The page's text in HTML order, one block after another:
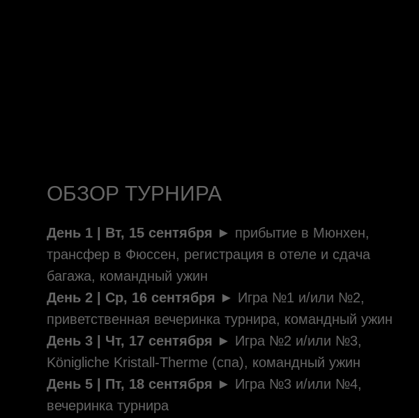
ОБЗОР ТУРНИРА
День 1 | Вт, 15 сентября ► прибытие в Мюнхен,
трансфер в Фюссен, регистрация в отеле и сдача
багажа, командный ужин
День 2 | Ср, 16 сентября ► Игра №1 и/или №2,
приветственная вечеринка турнира, командный ужин
День 3 | Чт, 17 сентября ► Игра №2 и/или №3,
Königliche Kristall-Therme (спа), командный ужин
День 5 | Пт, 18 сентября ► Игра №3 и/или №4,
вечеринка турнира